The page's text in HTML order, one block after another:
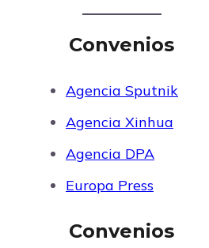
Convenios
Agencia Sputnik
Agencia Xinhua
Agencia DPA
Europa Press
Convenios